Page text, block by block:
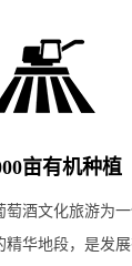
亩有机种植
酒文化旅游为
华地段，是发